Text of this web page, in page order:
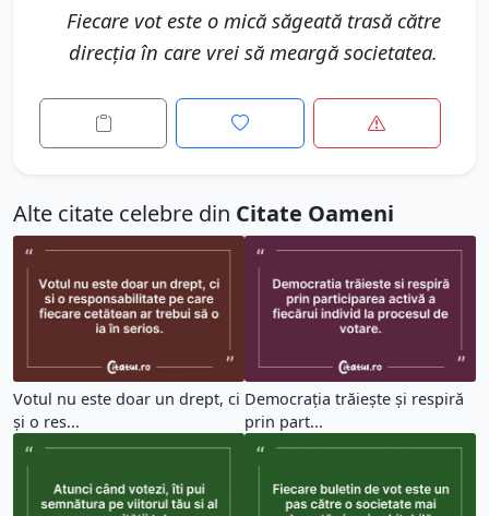
Fiecare vot este o mică săgeată trasă către
direcția în care vrei să meargă societatea.
Alte citate celebre din Citate Oameni
Votul nu este doar un drept, ci
și o res...
Democrația trăiește și respiră
prin part...